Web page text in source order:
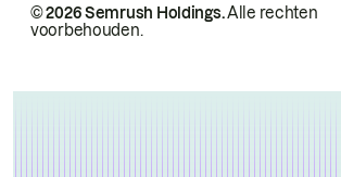
© 2026 Semrush Holdings.Alle rechten
voorbehouden.